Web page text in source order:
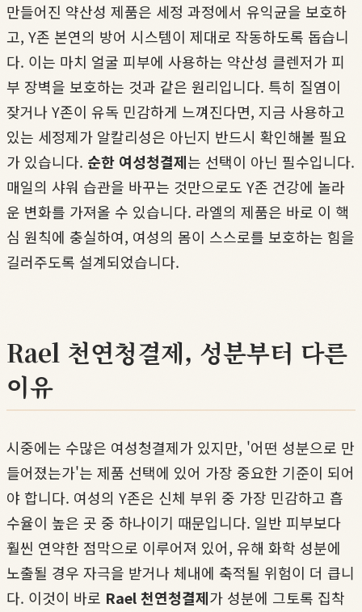
만들어진 약산성 제품은 세정 과정에서 유익균을 보호하
고, Y존 본연의 방어 시스템이 제대로 작동하도록 돕습니
다. 이는 마치 얼굴 피부에 사용하는 약산성 클렌저가 피
부 장벽을 보호하는 것과 같은 원리입니다. 특히 질염이
잦거나 Y존이 유독 민감하게 느껴진다면, 지금 사용하고
있는 세정제가 알칼리성은 아닌지 반드시 확인해볼 필요
가 있습니다. 순한 여성청결제는 선택이 아닌 필수입니다.
매일의 샤워 습관을 바꾸는 것만으로도 Y존 건강에 놀라
운 변화를 가져올 수 있습니다. 라엘의 제품은 바로 이 핵
심 원칙에 충실하여, 여성의 몸이 스스로를 보호하는 힘을
길러주도록 설계되었습니다.
Rael 천연청결제, 성분부터 다른
이유
시중에는 수많은 여성청결제가 있지만, '어떤 성분으로 만
들어졌는가'는 제품 선택에 있어 가장 중요한 기준이 되어
야 합니다. 여성의 Y존은 신체 부위 중 가장 민감하고 흡
수율이 높은 곳 중 하나이기 때문입니다. 일반 피부보다
훨씬 연약한 점막으로 이루어져 있어, 유해 화학 성분에
노출될 경우 자극을 받거나 체내에 축적될 위험이 더 큽니
다. 이것이 바로 Rael 천연청결제가 성분에 그토록 집착